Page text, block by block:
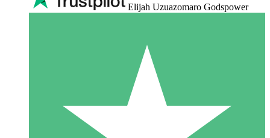
Elijah Uzuazomaro Godspower